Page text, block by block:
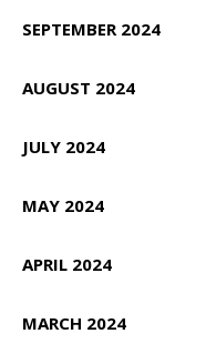
SEPTEMBER 2024
AUGUST 2024
JULY 2024
MAY 2024
APRIL 2024
MARCH 2024